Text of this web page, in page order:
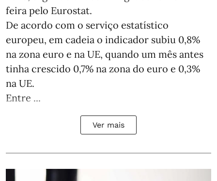
feira pelo Eurostat.
De acordo com o serviço estatístico
europeu, em cadeia o indicador subiu 0,8%
na zona euro e na UE, quando um mês antes
tinha crescido 0,7% na zona do euro e 0,3%
na UE.
Entre ...
Ver mais